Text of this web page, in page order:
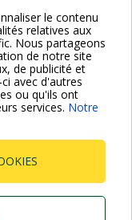
le contenu
relatives aux
Nous partageons
de notre site
de publicité et
avec d'autres
ou qu'ils ont
services. Notre